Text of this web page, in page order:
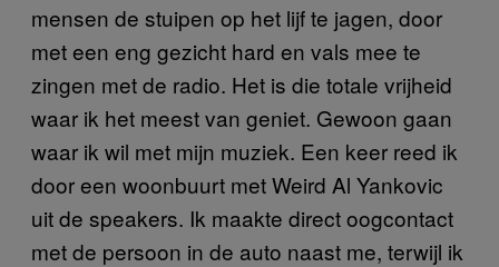
mensen de stuipen op het lijf te jagen, door
met een eng gezicht hard en vals mee te
zingen met de radio. Het is die totale vrijheid
waar ik het meest van geniet. Gewoon gaan
waar ik wil met mijn muziek. Een keer reed ik
door een woonbuurt met Weird Al Yankovic
uit de speakers. Ik maakte direct oogcontact
met de persoon in de auto naast me, terwijl ik